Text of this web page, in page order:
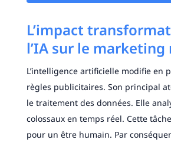
L’impact
l’IA sur le
L’intelligence artificielle modifie en
règles publicitaires. Son principal
le traitement des données. Elle
colossaux en temps réel. Cette
pour un être humain. Par